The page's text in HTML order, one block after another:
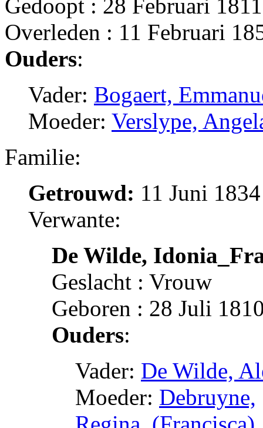
Gedoopt : 28 Februari
Overleden : 11 Februari
Ouders:
Vader: Bogaert,
Moeder: Verslype,
Familie:
Getrouwd: 11 Juni
Verwante:
De Wilde,
Geslacht : Vrouw
Geboren : 28 Juli
Ouders:
Vader: De Wilde,
Moeder: Debruyne,